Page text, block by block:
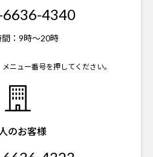
6636-4340
： 9時～20時
ニュー番号を押してください。
のお客様